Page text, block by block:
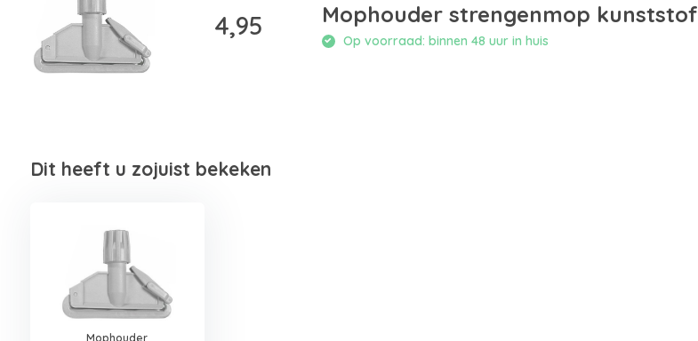
4,95 Mophouder strengenmop kunststof
Op voorraad: binnen 48 uur in huis
Dit heeft u zojuist bekeken
Mophouder